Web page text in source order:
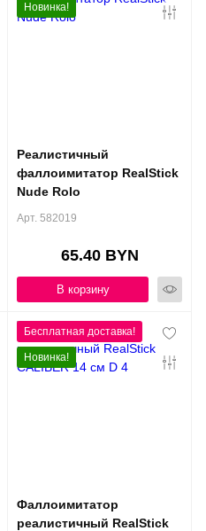
Новинка!
Реалистичный
фаллоимитатор RealStick
Nude Rolo
Арт. 582019
65.40 BYN
В корзину
Новинка!
Фаллоимитатор
реалистичный RealStick